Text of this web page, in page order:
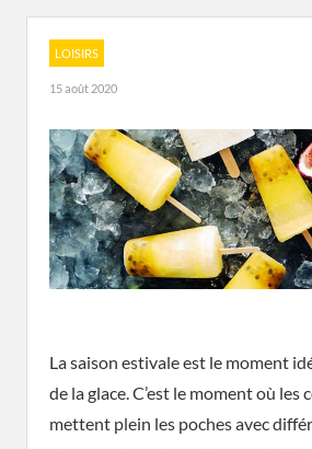
LOISIRS
15 août 2020
La saison estivale est le moment
de la glace. C’est le moment où les
mettent plein les poches avec